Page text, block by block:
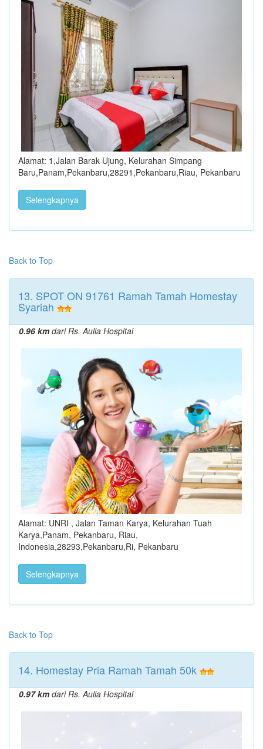
Alamat: 1,Jalan Barak Ujung, Kelurahan Simpang
Baru,Panam,Pekanbaru,28291,Pekanbaru,Riau, Pekanbaru
Selengkapnya
Back to Top
13. SPOT ON 91761 Ramah Tamah Homestay
Syariah
0.96 kmdari Rs. Aulia Hospital
Alamat: UNRI , Jalan Taman Karya, Kelurahan Tuah
Karya,Panam, Pekanbaru, Riau,
Indonesia,28293,Pekanbaru,Ri, Pekanbaru
Selengkapnya
Back to Top
14. Homestay Pria Ramah Tamah 50k
0.97 kmdari Rs. Aulia Hospital